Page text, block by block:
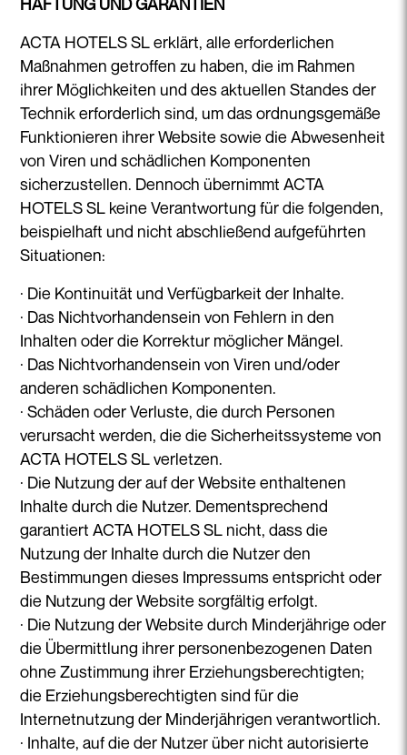
ACTA HOTELS SL erklärt, alle erforderlichen
Maßnahmen getroffen zu haben, die im Rahmen
ihrer Möglichkeiten und des aktuellen Standes der
Technik erforderlich sind, um das ordnungsgemäße
Funktionieren ihrer Website sowie die Abwesenheit
von Viren und schädlichen Komponenten
sicherzustellen. Dennoch übernimmt ACTA
HOTELS SL keine Verantwortung für die folgenden,
beispielhaft und nicht abschließend aufgeführten
Situationen:
· Die Kontinuität und Verfügbarkeit der Inhalte.
· Das Nichtvorhandensein von Fehlern in den
Inhalten oder die Korrektur möglicher Mängel.
· Das Nichtvorhandensein von Viren und/oder
anderen schädlichen Komponenten.
· Schäden oder Verluste, die durch Personen
verursacht werden, die die Sicherheitssysteme von
ACTA HOTELS SL verletzen.
· Die Nutzung der auf der Website enthaltenen
Inhalte durch die Nutzer. Dementsprechend
garantiert ACTA HOTELS SL nicht, dass die
Nutzung der Inhalte durch die Nutzer den
Bestimmungen dieses Impressums entspricht oder
die Nutzung der Website sorgfältig erfolgt.
· Die Nutzung der Website durch Minderjährige oder
die Übermittlung ihrer personenbezogenen Daten
ohne Zustimmung ihrer Erziehungsberechtigten;
die Erziehungsberechtigten sind für die
Internetnutzung der Minderjährigen verantwortlich.
· Inhalte, auf die der Nutzer über nicht autorisierte